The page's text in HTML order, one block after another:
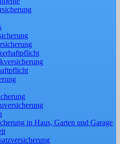
in Haus, Garten und Garage